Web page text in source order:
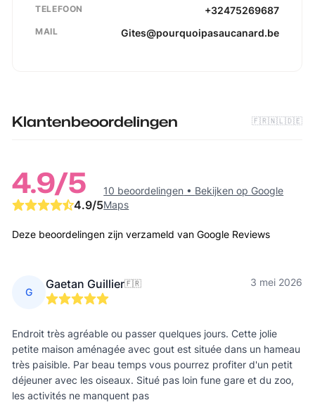
TELEFOON +32475269687
MAIL Gites@pourquoipasaucanard.be
Klantenbeoordelingen 🇫🇷🇳🇱🇩🇪
4.9/5
4.9/5
10 beoordelingen • Bekijken op Google
Maps
Deze beoordelingen zijn verzameld van Google Reviews
G
Gaetan Guillier🇫🇷 3 mei 2026
Endroit très agréable ou passer quelques jours. Cette jolie
petite maison aménagée avec gout est située dans un hameau
très paisible. Par beau temps vous pourrez profiter d'un petit
déjeuner avec les oiseaux. Situé pas loin fune gare et du zoo,
les activités ne manquent pas